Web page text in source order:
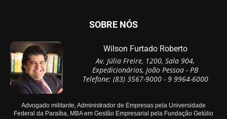
SOBRE NÓS
Wilson Furtado Roberto
Av. Júlia Freire, 1200, Sala 904,
Expedicionários, João Pessoa - PB
Telefone: (83) 3567-9000 - 9 9964-6000
Advogado militante, Administrador de Empresas pela Universidade
Federal da Paraíba, MBA em Gestão Empresarial pela Fundação Getúlio